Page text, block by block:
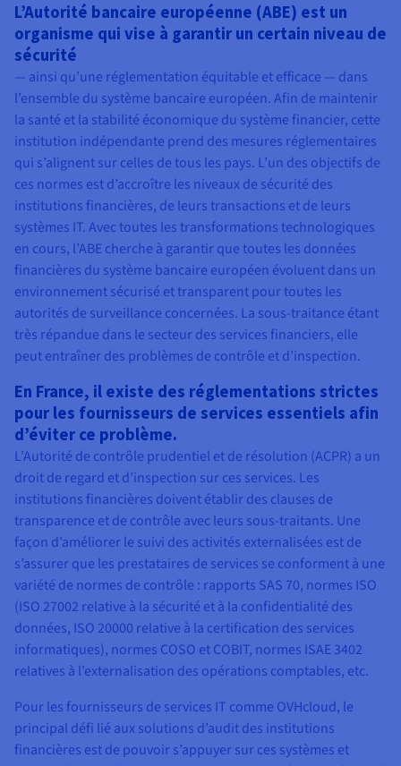
L’Autorité bancaire européenne (ABE) est un
organisme qui vise à garantir un certain niveau de
sécurité
— ainsi qu’une réglementation équitable et efficace — dans
l’ensemble du système bancaire européen. Afin de maintenir
la santé et la stabilité économique du système financier, cette
institution indépendante prend des mesures réglementaires
qui s’alignent sur celles de tous les pays. L’un des objectifs de
ces normes est d’accroître les niveaux de sécurité des
institutions financières, de leurs transactions et de leurs
systèmes IT. Avec toutes les transformations technologiques
en cours, l’ABE cherche à garantir que toutes les données
financières du système bancaire européen évoluent dans un
environnement sécurisé et transparent pour toutes les
autorités de surveillance concernées. La sous-traitance étant
très répandue dans le secteur des services financiers, elle
peut entraîner des problèmes de contrôle et d’inspection.
En France, il existe des réglementations strictes
pour les fournisseurs de services essentiels afin
d’éviter ce problème.
L’Autorité de contrôle prudentiel et de résolution (ACPR) a un
droit de regard et d’inspection sur ces services. Les
institutions financières doivent établir des clauses de
transparence et de contrôle avec leurs sous-traitants. Une
façon d’améliorer le suivi des activités externalisées est de
s’assurer que les prestataires de services se conforment à une
variété de normes de contrôle : rapports SAS 70, normes ISO
(ISO 27002 relative à la sécurité et à la confidentialité des
données, ISO 20000 relative à la certification des services
informatiques), normes COSO et COBIT, normes ISAE 3402
relatives à l’externalisation des opérations comptables, etc.
Pour les fournisseurs de services IT comme OVHcloud, le
principal défi lié aux solutions d’audit des institutions
financières est de pouvoir s’appuyer sur ces systèmes et